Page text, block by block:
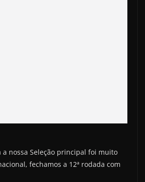
nossa Seleção principal foi muito
fechamos a 12ª rodada com